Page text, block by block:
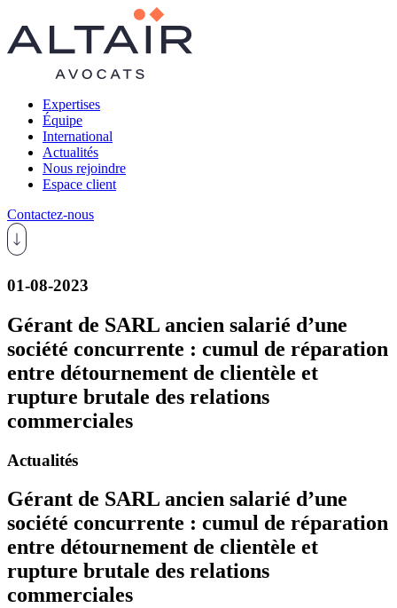
Expertises
Équipe
International
Actualités
Nous rejoindre
Espace client
Contactez-nous
01-08-2023
Gérant de SARL ancien salarié d’une
société concurrente : cumul de réparation
entre détournement de clientèle et
rupture brutale des relations
commerciales
Actualités
Gérant de SARL ancien salarié d’une
société concurrente : cumul de réparation
entre détournement de clientèle et
rupture brutale des relations
commerciales